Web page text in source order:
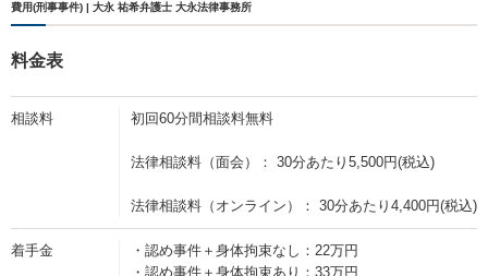
費用(刑事事件) | 大永 祐希弁護士 大永法律事務所
料金表
相談料 初回60分間相談料無料
法律相談料（面会）： 30分あたり5,500円(税込)
法律相談料（オンライン）： 30分あたり4,400円(税込)
着手金
・認め事件＋身体拘束なし：22万円
・認め事件＋身体拘束あり：33万円